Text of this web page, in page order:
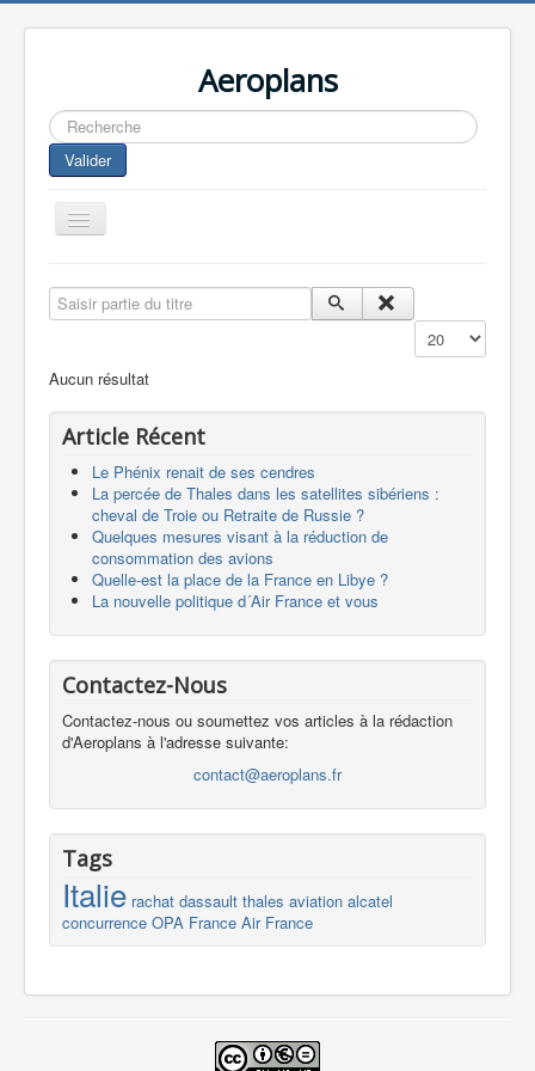
Aeroplans
Rechercher
Valider
Toggle
Navigation
Aviation Commerciale
Europespace
Drones
Saisir partie du titre
Affichage #
Aucun résultat
Article Récent
Le Phénix renait de ses cendres
La percée de Thales dans les satellites sibériens :
cheval de Troie ou Retraite de Russie ?
Quelques mesures visant à la réduction de
consommation des avions
Quelle-est la place de la France en Libye ?
La nouvelle politique d´Air France et vous
Contactez-Nous
Contactez-nous ou soumettez vos articles à la rédaction
d'Aeroplans à l'adresse suivante:
contact@aeroplans.fr
Tags
Italie rachat dassault thales aviation alcatel
concurrence OPA France Air France